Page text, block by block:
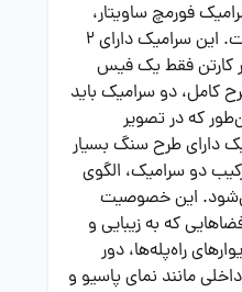
فورمچ ساویتار،
طراحی منحصر به فرد آن است. این سرامیک دارای 2
فقط یک فیس
کامل، دو سرامیک باید
که در تصویر
دارای طرح سنگ بسیار
دو سرامیک، الگوی
این خصوصیت
که به زیبایی و
راه‌پله‌ها، دور
مانند نمای پاسیو و